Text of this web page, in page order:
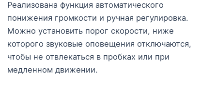
Реализована функция автоматического
понижения громкости и ручная регулировка.
Можно установить порог скорости, ниже
которого звуковые оповещения отключаются,
чтобы не отвлекаться в пробках или при
медленном движении.